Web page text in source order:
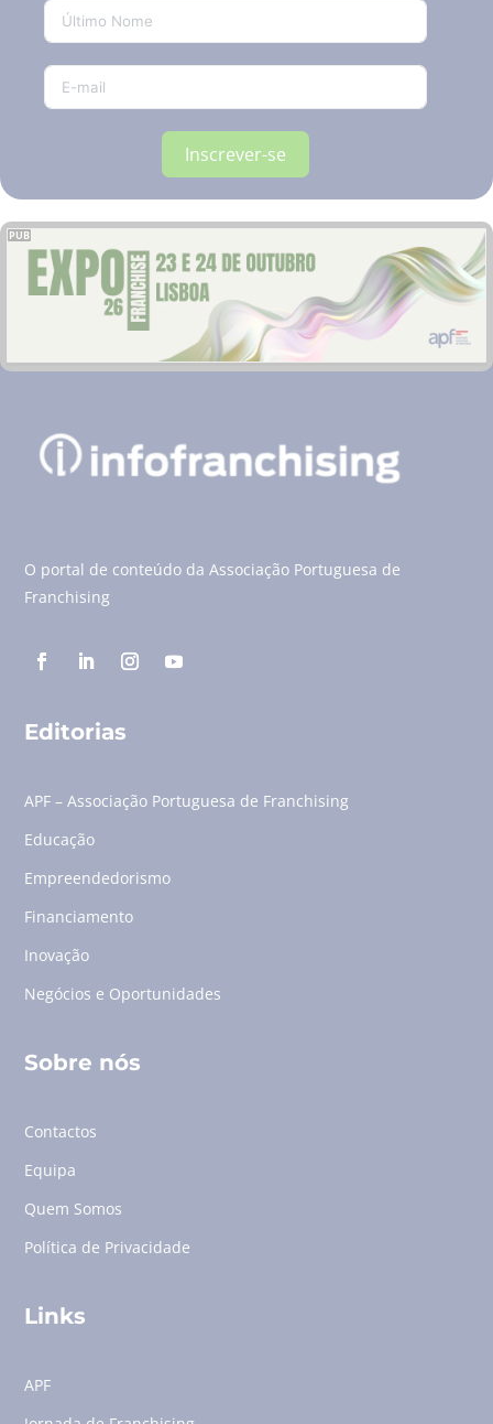
Inscrever-se
PUB
O portal de conteúdo da Associação Portuguesa de
Franchising
Editorias
APF – Associação Portuguesa de Franchising
Educação
Empreendedorismo
Financiamento
Inovação
Negócios e Oportunidades
Sobre nós
Contactos
Equipa
Quem Somos
Política de Privacidade
Links
APF